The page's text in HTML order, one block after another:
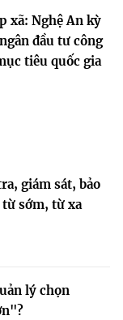
xã: Nghệ An kỳ
đầu tư công
tiêu quốc gia
giám sát, bảo
sớm, từ xa
lý chọn